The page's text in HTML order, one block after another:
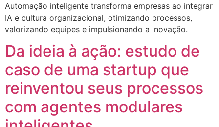
Automação inteligente transforma empresas ao integrar
IA e cultura organizacional, otimizando processos,
valorizando equipes e impulsionando a inovação.
Da ideia à ação: estudo de
caso de uma startup que
reinventou seus processos
com agentes modulares